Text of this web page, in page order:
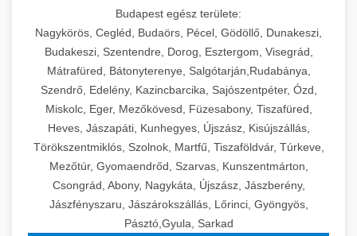
Budapest egész területe:
Nagykörös, Cegléd, Budaörs, Pécel, Gödöllő, Dunakeszi,
Budakeszi, Szentendre, Dorog, Esztergom, Visegrád,
Mátrafüred, Bátonyterenye, Salgótarján,Rudabánya,
Szendrő, Edelény, Kazincbarcika, Sajószentpéter, Ózd,
Miskolc, Eger, Mezőkövesd, Füzesabony, Tiszafüred,
Heves, Jászapáti, Kunhegyes, Újszász, Kisújszállás,
Törökszentmiklós, Szolnok, Martfű, Tiszaföldvár, Túrkeve,
Mezőtúr, Gyomaendrőd, Szarvas, Kunszentmárton,
Csongrád, Abony, Nagykáta, Újszász, Jászberény,
Jászfényszaru, Jászárokszállás, Lőrinci, Gyöngyös,
Pásztó,Gyula, Sarkad